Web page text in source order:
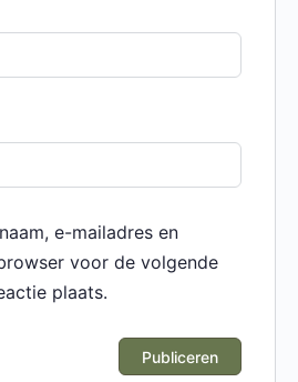
e-mailadres en
voor de volgende
plaats.